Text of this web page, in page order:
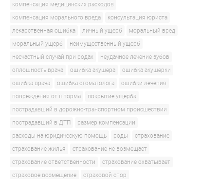
компенсация медицинских расходов
компенсация морального вреда
консультация юриста
лекарственная ошибка
личный ущерб
моральный вред
моральный ущерб
неимущественный ущерб
несчастный случай при родах
неудачное лечение зубов
оплошность врача
ошибка акушера
ошибка акушерки
ошибка врача
ошибка стоматолога
ошибки лечения
повреждения от шторма
покрытие ущерба
пострадавший в дорожно-транспортном происшествии
пострадавший в ДТП
размер компенсации
расходы на юридическую помощь
роды
страхование
страхование жилья
страхование не возмещает
страхование ответственности
страхование охватывает
страховое возмещение
страховой спор